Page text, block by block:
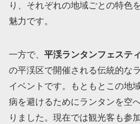
り、それぞれの地域ごとの特色
魅力です。
一方で、 平渓ランタンフェステ
の平渓区で開催される伝統的な
イベントです。もともとこの地
病を避けるためにランタンを空
りました。現在では観光客も参